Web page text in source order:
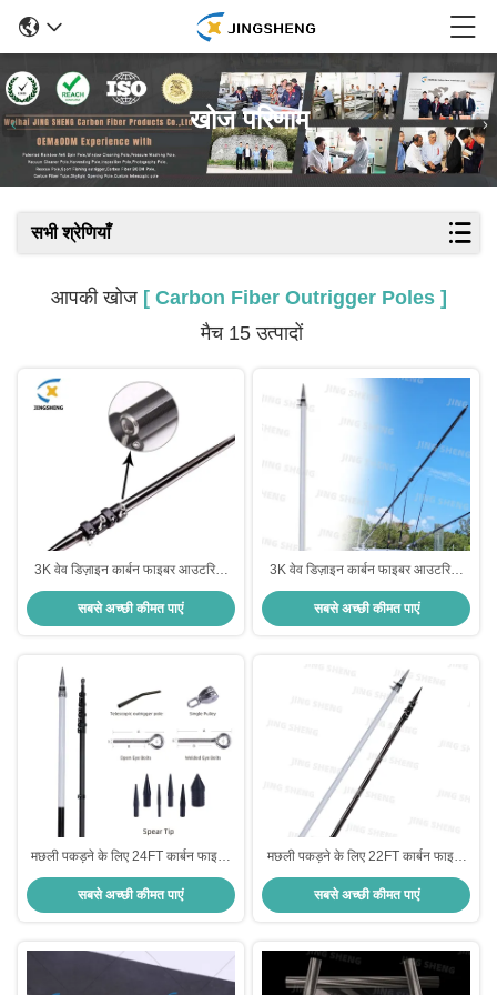
खोज परिणाम
सभी श्रेणियाँ
आपकी खोज [ Carbon Fiber Outrigger Poles ]
मैच 15 उत्पादों
3K वेव डिज़ाइन कार्बन फाइबर आउटरिगर
पोल्स संक्षारण प्रतिरोधी दूरबीन आउटरिगर
सबसे अच्छी कीमत पाएं
3K वेव डिज़ाइन कार्बन फाइबर आउटरिगर
पोल्स संक्षारण प्रतिरोधी दूरबीन आउटरिगर
सबसे अच्छी कीमत पाएं
मछली पकड़ने के लिए 24FT कार्बन फाइबर
आउटरिगर हल्के उच्च शक्ति यूवी संक्षारण
प्रतिरोधी
सबसे अच्छी कीमत पाएं
मछली पकड़ने के लिए 22FT कार्बन फाइबर
आउटरिगर हल्के उच्च शक्ति यूवी संक्षारण
प्रतिरोधी
सबसे अच्छी कीमत पाएं